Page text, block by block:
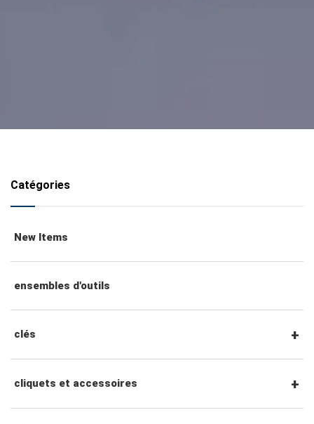
Catégories
New Items
ensembles d'outils
clés
clés mixtes
cliquets et accessoires